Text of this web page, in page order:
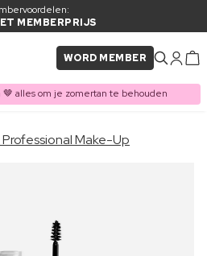
MEMBERPRIJS
WORD MEMBER
🤎 alles om je zomertan te behouden
AAN
gekocht met
Professional Make-Up